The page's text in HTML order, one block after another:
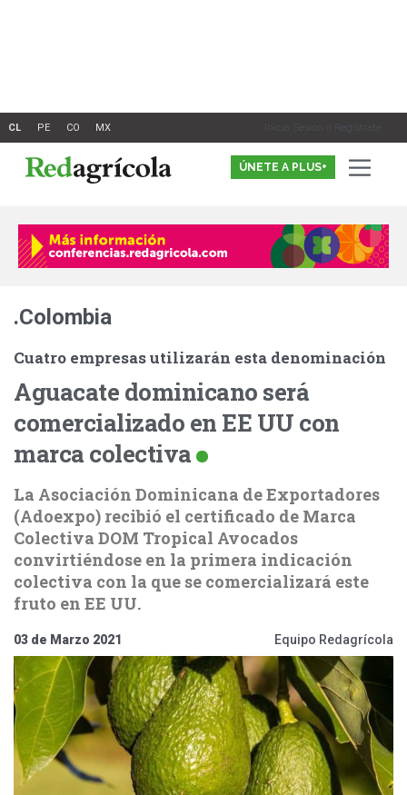
Inicia Sesión o Registrate
ÚNETE A PLUS+
.Colombia
Cuatro empresas utilizarán esta denominación
Aguacate dominicano será
comercializado en EE UU con
marca colectiva
La Asociación Dominicana de Exportadores
(Adoexpo) recibió el certificado de Marca
Colectiva DOM Tropical Avocados
convirtiéndose en la primera indicación
colectiva con la que se comercializará este
fruto en EE UU.
03 de Marzo 2021 Equipo Redagrícola